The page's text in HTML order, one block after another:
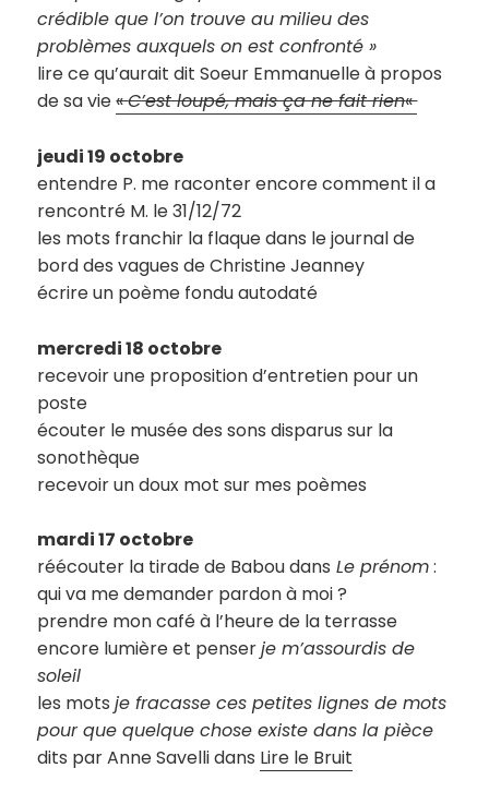
crédible que l’on trouve au milieu des
problèmes auxquels on est confronté »
lire ce qu’aurait dit Soeur Emmanuelle à propos
de sa vie«C’est loupé, mais ça ne fait rien«
jeudi 19 octobre
entendre P. me raconter encore comment il a
rencontré M. le 31/12/72
les mots franchir la flaque dans le journal de
bord des vagues de Christine Jeanney
écrire un poème fondu autodaté
mercredi 18 octobre
recevoir une proposition d’entretien pour un
poste
écouter le musée des sons disparus sur la
sonothèque
recevoir un doux mot sur mes poèmes
mardi 17 octobre
réécouter la tirade de Babou dans Le prénom:
qui va me demander pardon à moi ?
prendre mon café à l’heure de la terrasse
encore lumière et penserje m’assourdis de
soleil
les motsje fracasse ces petites lignes de mots
pour que quelque chose existe dans la pièce
dits par Anne Savelli dans Lire le Bruit